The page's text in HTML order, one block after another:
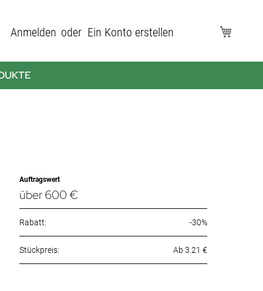
Direkt
Inhalt
Anmelden Ein Konto erstellen
Auftragswert
über 600 €
Rabatt: -30%
Ab 3.21 €